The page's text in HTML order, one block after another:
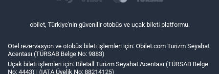
obilet, Türkiye'nin güvenilir otobüs ve uçak bileti platformu.
Otel rezervasyon ve otobüs bileti işlemleri için: Obilet.com Turizm Seyahat
Acentası (TÜRSAB Belge No: 9883)
Uçak bileti işlemleri için: Biletall Turizm Seyahat Acentası (TÜRSAB Belge
No: 4443) | (IATA Üyelik No: 88214125)